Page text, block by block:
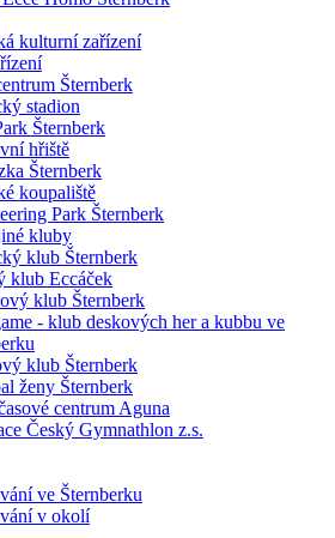
kulturní zařízení
Šternberk
stadion
Šternberk
hřiště
Šternberk
koupaliště
Park Šternberk
kluby
klub Šternberk
klub Eccáček
klub Šternberk
- klub deskových her a kubbu ve
klub Šternberk
ženy Šternberk
centrum Aguna
Český Gymnathlon z.s.
ve Šternberku
v okolí